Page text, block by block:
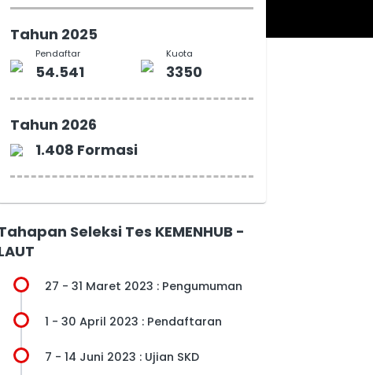
Tahun 2025
Pendaftar
54.541
Kuota
3350
Tahun 2026
1.408 Formasi
Seleksi Tes KEMENHUB -
27 - 31 Maret 2023 : Pengumuman
1 - 30 April 2023 : Pendaftaran
7 - 14 Juni 2023 : Ujian SKD